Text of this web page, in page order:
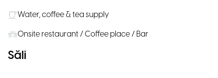
Water, coffee & tea supply
Onsite restaurant / Coffee place / Bar
Săli